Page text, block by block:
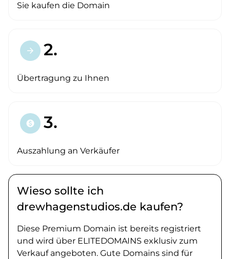
Sie kaufen die Domain
arrow_forward 2.
Übertragung zu Ihnen
paid 3.
Auszahlung an Verkäufer
Wieso sollte ich
drewhagenstudios.de kaufen?
Diese Premium Domain ist bereits registriert
und wird über ELITEDOMAINS exklusiv zum
Verkauf angeboten. Gute Domains sind für